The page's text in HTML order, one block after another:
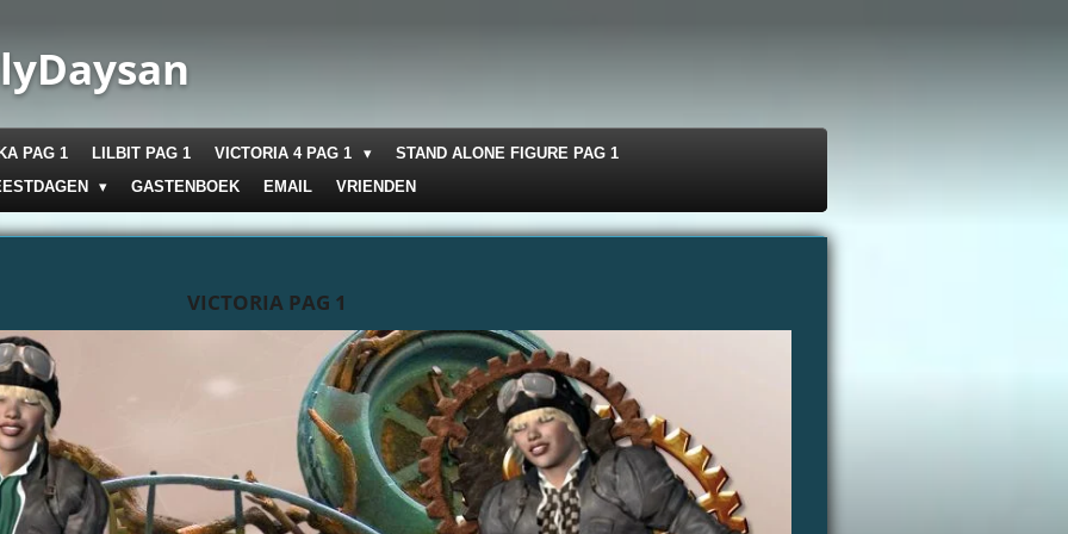
PAG 1 LILBIT PAG 1 VICTORIA 4 PAG 1
STAND ALONE FIGURE PAG 1
GASTENBOEK EMAIL VRIENDEN
VICTORIA PAG 1